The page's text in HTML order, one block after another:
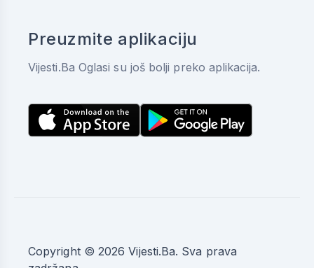
Preuzmite aplikaciju
Vijesti.Ba Oglasi su još bolji preko aplikacija.
Copyright © 2026 Vijesti.Ba. Sva prava